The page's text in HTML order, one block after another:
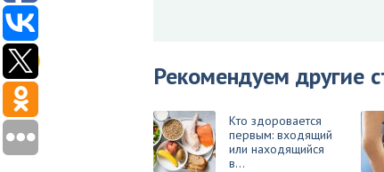
Рекомендуем другие
Кто здоровается
первым: входящий
или находящийся
в...